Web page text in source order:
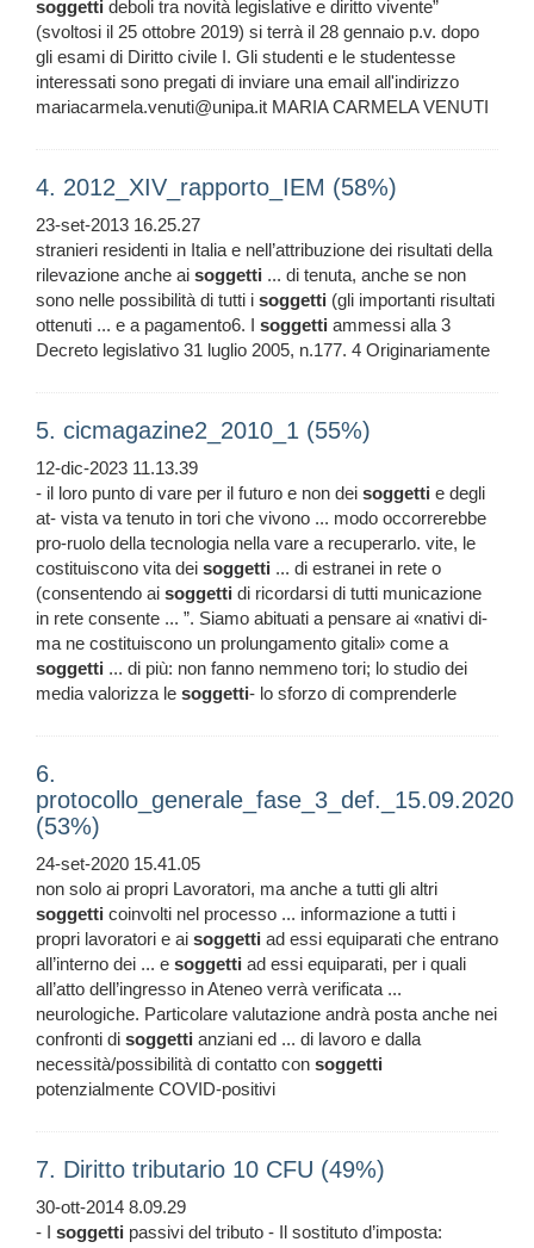
soggetti deboli tra novità legislative e diritto vivente”
(svoltosi il 25 ottobre 2019) si terrà il 28 gennaio p.v. dopo
gli esami di Diritto civile I. Gli studenti e le studentesse
interessati sono pregati di inviare una email all'indirizzo
mariacarmela.venuti@unipa.it MARIA CARMELA VENUTI
4. 2012_XIV_rapporto_IEM (58%)
23-set-2013 16.25.27
stranieri residenti in Italia e nell’attribuzione dei risultati della
rilevazione anche ai soggetti ... di tenuta, anche se non
sono nelle possibilità di tutti i soggetti (gli importanti risultati
ottenuti ... e a pagamento6. I soggetti ammessi alla 3
Decreto legislativo 31 luglio 2005, n.177. 4 Originariamente
5. cicmagazine2_2010_1 (55%)
12-dic-2023 11.13.39
- il loro punto di vare per il futuro e non dei soggetti e degli
at- vista va tenuto in tori che vivono ... modo occorrerebbe
pro-ruolo della tecnologia nella vare a recuperarlo. vite, le
costituiscono vita dei soggetti ... di estranei in rete o
(consentendo ai soggetti di ricordarsi di tutti municazione
in rete consente ... ”. Siamo abituati a pensare ai «nativi di-
ma ne costituiscono un prolungamento gitali» come a
soggetti ... di più: non fanno nemmeno tori; lo studio dei
media valorizza le soggetti- lo sforzo di comprenderle
6.
protocollo_generale_fase_3_def._15.09.2020
(53%)
24-set-2020 15.41.05
non solo ai propri Lavoratori, ma anche a tutti gli altri
soggetti coinvolti nel processo ... informazione a tutti i
propri lavoratori e ai soggetti ad essi equiparati che entrano
all’interno dei ... e soggetti ad essi equiparati, per i quali
all’atto dell’ingresso in Ateneo verrà verificata ...
neurologiche. Particolare valutazione andrà posta anche nei
confronti di soggetti anziani ed ... di lavoro e dalla
necessità/possibilità di contatto con soggetti
potenzialmente COVID-positivi
7. Diritto tributario 10 CFU (49%)
30-ott-2014 8.09.29
- I soggetti passivi del tributo - Il sostituto d’imposta: